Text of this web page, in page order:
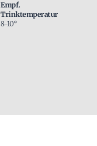
Empf.
Trinktemperatur
8-10°